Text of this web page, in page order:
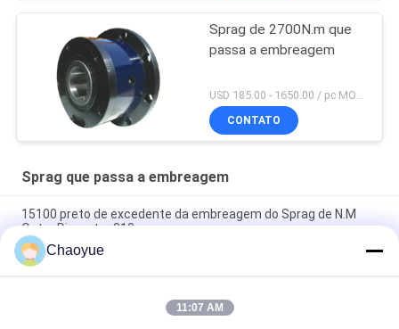
Sprag de 2700N.m que
passa a embreagem
CONTATO
Sprag que passa a embreagem
15100 preto de excedente da embreagem do Sprag de N.M
Outer Diameter 310mm
Carregamento unidirecional da embreagem da identificação
de CKZF-C 700N.M 40mm apoiado
Sprag 3200r/min de 1900N.m que passa a embreagem, uma
Chaoyue
11:07 AM